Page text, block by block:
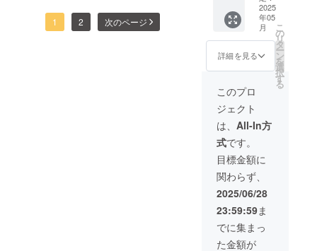
1 2 次のページ
イズ：
１．８
ｃｍ
ウエイ
ト：約
４．
３ 素
材：
ウッド
製
MADE
IN
JAPAN
2025
年05
月
詳細を見る
こ
の
リ
タ
ー
ン
を
選
択
す
る
このプロ
ジェクト
は、 All-In方
式です。
目標金額に
関わらず、
2025/06/28
23:59:59ま
でに集まっ
た金額が